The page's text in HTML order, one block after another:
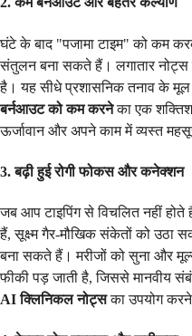
घंटे के बाद "पजामा टाइम" को कम
संतुलन बना सकते हैं। लगातार नोट्स
है। यह सीधे प्रशासनिक तनाव के
बर्नआउट को कम करनेका एक
ऊर्जावान और अपने काम में व्यस्त
3. बढ़ी हुई रोगी फोकस और कनेक्शन
जब आप टाइपिंग से विचलित नहीं
हैं, सूक्ष्म गैर-मौखिक संकेतों को उठा
बना सकते हैं। मरीजों को सुना और
फीकी पड़ जाती है, जिससे मानवीय
AI क्लिनिकल नोट्सका उपयोग